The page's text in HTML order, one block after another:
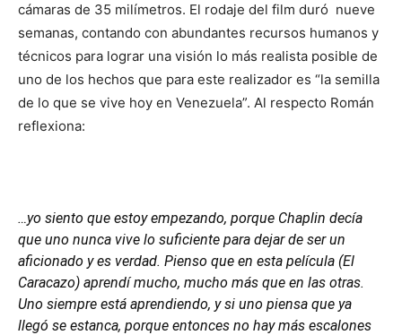
cámaras de 35 milímetros. El rodaje del film duró nueve
semanas, contando con abundantes recursos humanos y
técnicos para lograr una visión lo más realista posible de
uno de los hechos que para este realizador es “la semilla
de lo que se vive hoy en Venezuela”. Al respecto Román
reflexiona:
…yo siento que estoy empezando, porque Chaplin decía
que uno nunca vive lo suficiente para dejar de ser un
aficionado y es verdad. Pienso que en esta película (El
Caracazo) aprendí mucho, mucho más que en las otras.
Uno siempre está aprendiendo, y si uno piensa que ya
llegó se estanca, porque entonces no hay más escalones